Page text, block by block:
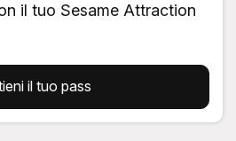
il tuo Sesame Attraction
il tuo pass